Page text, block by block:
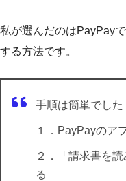
私が選んだのはPayPay
する方法です。
手順は簡単でした
１．PayPayのア
２．「請求書を
る